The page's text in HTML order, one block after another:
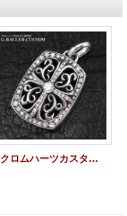
クロムハーツカスタム キーパーペンダント パヴェダイヤ